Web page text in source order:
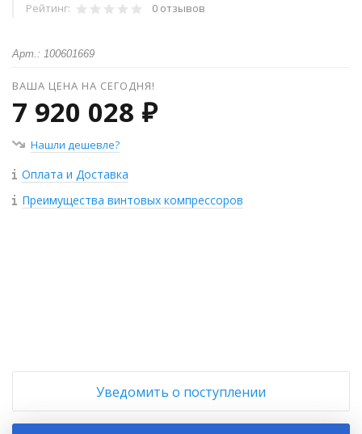
Рейтинг: 0 отзывов
Арт.: 100601669
ВАША ЦЕНА НА СЕГОДНЯ!
7 920 028 ₽
Нашли дешевле?
Оплата и Доставка
Преимущества винтовых компрессоров
Уведомить о поступлении